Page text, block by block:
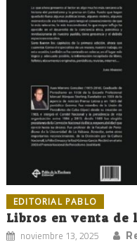
EDITORIAL PABLO
Libros en venta de
noviembre 13, 2025